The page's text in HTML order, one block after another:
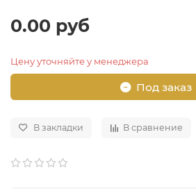
0.00 руб
Цену уточняйте у менеджера
Под заказ
В закладки В сравнение